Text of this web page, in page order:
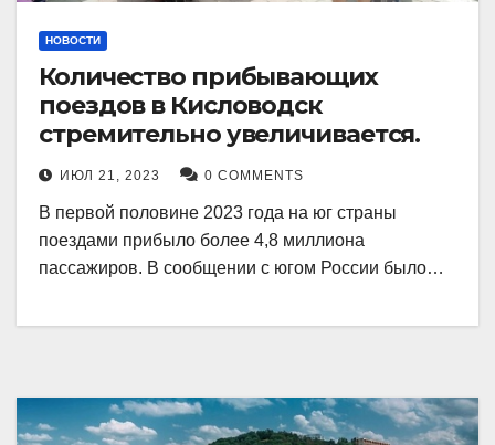
НОВОСТИ
Количество прибывающих
поездов в Кисловодск
стремительно увеличивается.
ИЮЛ 21, 2023 0 COMMENTS
В первой половине 2023 года на юг страны
поездами прибыло более 4,8 миллиона
пассажиров. В сообщении с югом России было…